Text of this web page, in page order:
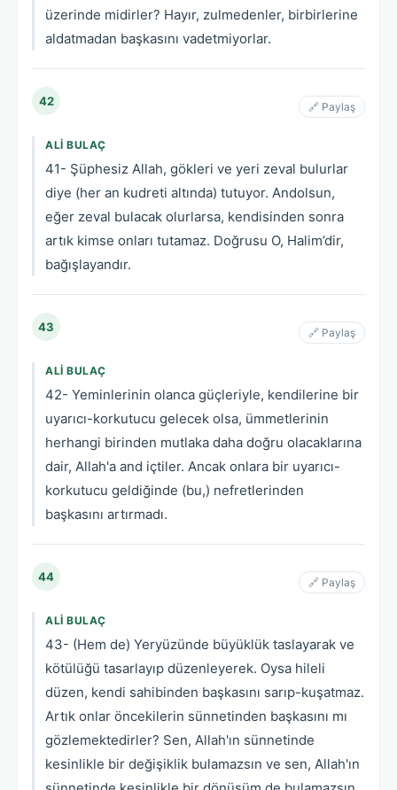
üzerinde midirler? Hayır, zulmedenler, birbirlerine
aldatmadan başkasını vadetmiyorlar.
42 🔗 Paylaş
ALI BULAÇ
41- Şüphesiz Allah, gökleri ve yeri zeval bulurlar
diye (her an kudreti altında) tutuyor. Andolsun,
eğer zeval bulacak olurlarsa, kendisinden sonra
artık kimse onları tutamaz. Doğrusu O, Halim’dir,
bağışlayandır.
43 🔗 Paylaş
ALI BULAÇ
42- Yeminlerinin olanca güçleriyle, kendilerine bir
uyarıcı-korkutucu gelecek olsa, ümmetlerinin
herhangi birinden mutlaka daha doğru olacaklarına
dair, Allah'a and içtiler. Ancak onlara bir uyarıcı-
korkutucu geldiğinde (bu,) nefretlerinden
başkasını artırmadı.
44 🔗 Paylaş
ALI BULAÇ
43- (Hem de) Yeryüzünde büyüklük taslayarak ve
kötülüğü tasarlayıp düzenleyerek. Oysa hileli
düzen, kendi sahibinden başkasını sarıp-kuşatmaz.
Artık onlar öncekilerin sünnetinden başkasını mı
gözlemektedirler? Sen, Allah'ın sünnetinde
kesinlikle bir değişiklik bulamazsın ve sen, Allah'ın